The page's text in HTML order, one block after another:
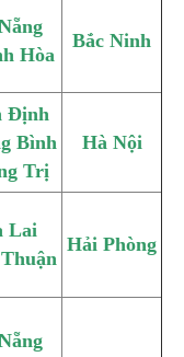
Hòa
Bắc Ninh
Định
Bình
Trị
Hà Nội
Lai
Hải Phòng